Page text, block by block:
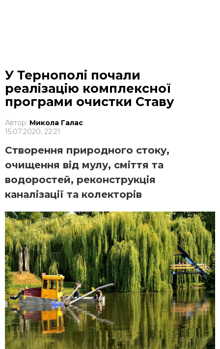
У Тернополі почали
реалізацію комплексної
програми очистки Ставу
Автор: Микола Галас
15.07.2020, 22:21
Створення природного стоку,
очищення від мулу, сміття та
водоростей, реконструкція
каналізації та колекторів